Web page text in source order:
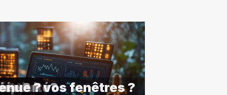
pour vos fenêtres ?
??